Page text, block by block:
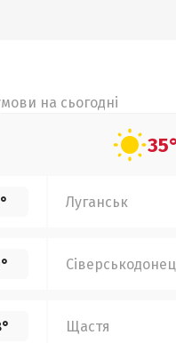
на сьогодні
35°
Луганськ
Щастя